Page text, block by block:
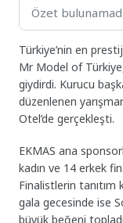
Özet
Türkiye’nin en
Mr Model of
giydirdi. Kurucu
düzenlenen
Otel’de gerçekleşti.
EKMAS ana
kadın ve 14 erkek
Finalistlerin tanıtım
gala gecesinde ise
büyük beğeni